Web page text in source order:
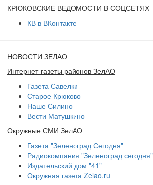
КРЮКОВСКИЕ ВЕДОМОСТИ В СОЦСЕТЯХ
КВ в ВКонтакте
НОВОСТИ ЗЕЛАО
Интернет-газеты районов ЗелАО
Газета Савелки
Старое Крюково
Наше Силино
Вести Матушкино
Окружные СМИ ЗелАО
Газета "Зеленоград Сегодня"
Радиокомпания "Зеленоград сегодня"
Издательский дом "41"
Окружная газета Zelao.ru